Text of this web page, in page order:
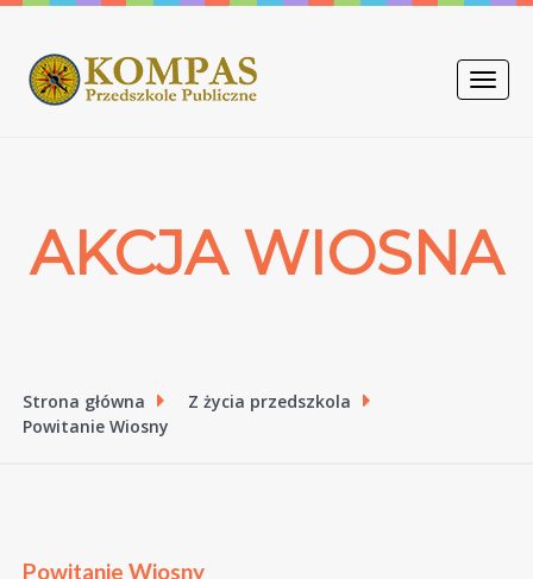
Toggle
AKCJA WIOSNA
Strona główna
Z życia przedszkola
Powitanie Wiosny
Powitanie Wiosny